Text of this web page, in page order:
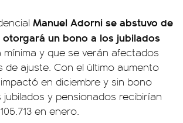
Manuel Adorni se abstuvo de
un bono a los jubilados
y que se verán afectados
de ajuste. Con el último aumento
en diciembre y sin bono
y pensionados recibirían
en enero.